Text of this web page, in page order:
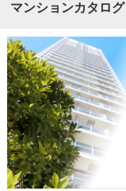
マンションカタログ